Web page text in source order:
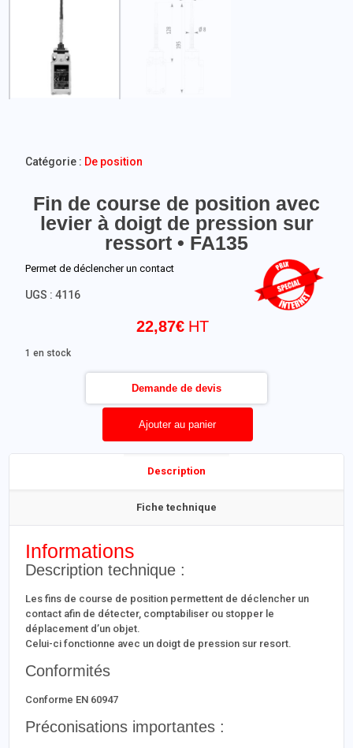
Fin de course de position avec
levier à doigt de pression sur
ressort • FA135
22,87€
Permet de déclencher un contact
1 en stock
Ajouter au panier
Demande de devis
UGS :4116
Catégorie : De position
Description
Fiche technique
Informations
Description technique :
Les fins de course de position permettent de déclencher un
contact afin de détecter, comptabiliser ou stopper le
déplacement d’un objet.
Celui-ci fonctionne avec un doigt de pression sur resort.
Conformités
Conforme EN 60947
Préconisations importantes :